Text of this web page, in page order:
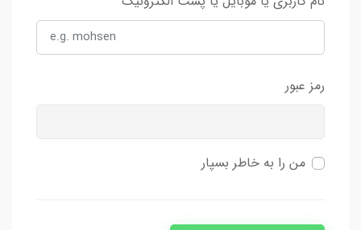
رمز عبور
من را به خاطر بسپار